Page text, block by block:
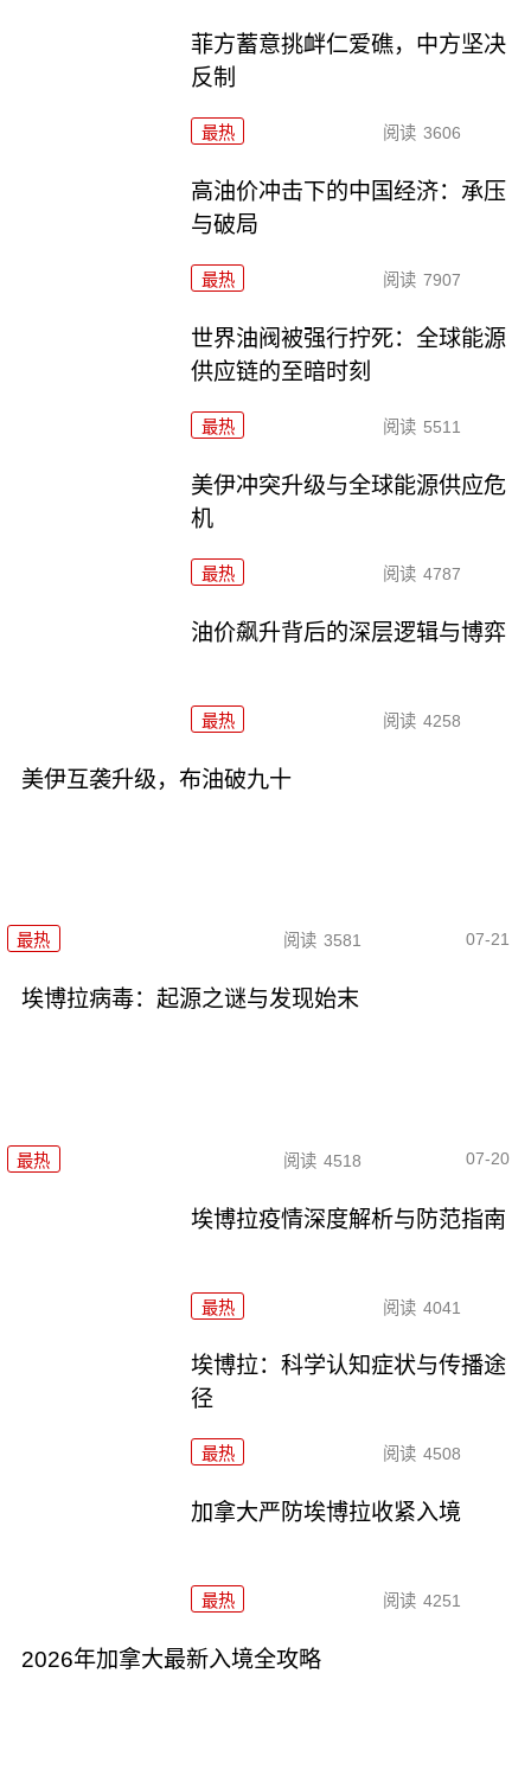
菲方蓄意挑衅仁爱礁，中方坚决
反制
最热 阅读 3606
高油价冲击下的中国经济：承压
与破局
最热 阅读 7907
世界油阀被强行拧死：全球能源
供应链的至暗时刻
最热 阅读 5511
美伊冲突升级与全球能源供应危
机
最热 阅读 4787
油价飙升背后的深层逻辑与博弈
最热 阅读 4258
美伊互袭升级，布油破九十
最热 阅读 3581 07-21
埃博拉病毒：起源之谜与发现始末
最热 阅读 4518 07-20
埃博拉疫情深度解析与防范指南
最热 阅读 4041
埃博拉：科学认知症状与传播途
径
最热 阅读 4508
加拿大严防埃博拉收紧入境
最热 阅读 4251
2026年加拿大最新入境全攻略